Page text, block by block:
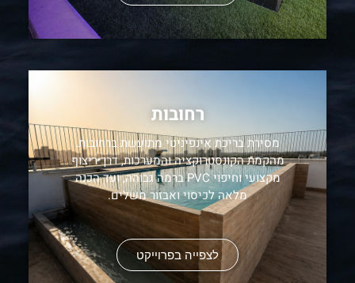
רחובות
מסירת בריכת אינפיניטי מתועשת ברחובות.
מהקמת הקונסטרוקציה והמערכות, דרך ריצוף
מקצועי וחיפוי PVC ברמה גבוהה, ועד הכנה
מלאה לכיסוי ואבזור משלים.
לצפייה בפרוייקט